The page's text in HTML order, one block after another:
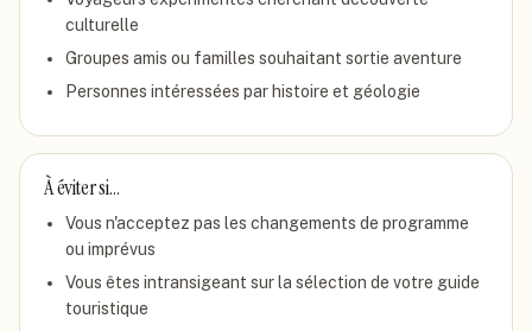
culturelle
Groupes amis ou familles souhaitant sortie aventure
Personnes intéressées par histoire et géologie
À éviter si…
Vous n'acceptez pas les changements de programme
ou imprévus
Vous êtes intransigeant sur la sélection de votre guide
touristique